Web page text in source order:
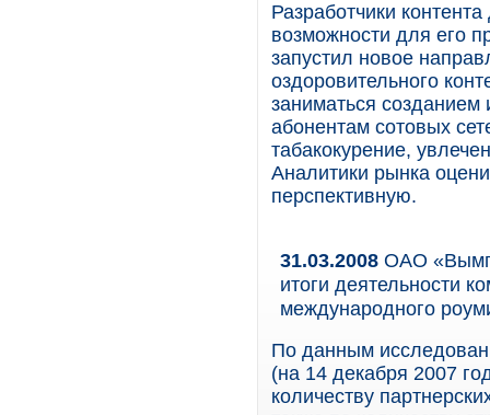
Разработчики
возможности для его
запустил новое
оздоровительного
заниматься созданием
абонентам сотовых
табакокурение,
Аналитики рынка
перспективную.
31.03.2008 ОАО
итоги деятельности
международного
По данным
(на 14 декабря 2007
количеству